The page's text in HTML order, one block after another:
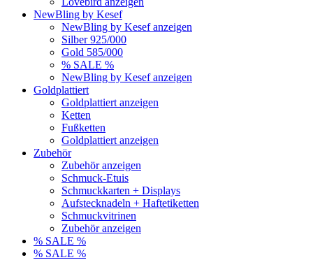
NewBling by Kesef
NewBling by Kesef anzeigen
Silber 925/000
Gold 585/000
% SALE %
NewBling by Kesef anzeigen
Goldplattiert
Goldplattiert anzeigen
Ketten
Fußketten
Goldplattiert anzeigen
Zubehör
Zubehör anzeigen
Schmuck-Etuis
Schmuckkarten + Displays
Aufstecknadeln + Haftetiketten
Schmuckvitrinen
Zubehör anzeigen
% SALE %
% SALE %